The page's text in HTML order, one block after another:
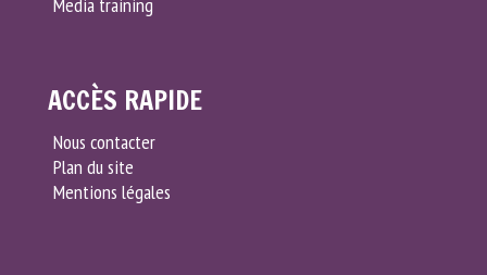
Media training
ACCÈS RAPIDE
Nous contacter
Plan du site
Mentions légales